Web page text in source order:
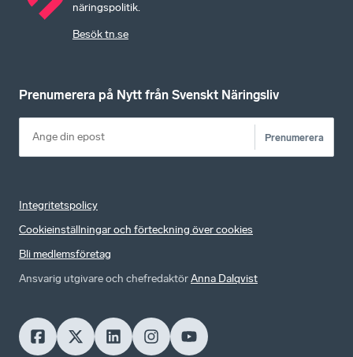
näringspolitik.
Besök tn.se
Prenumerera på Nytt från Svenskt Näringsliv
Prenumerera
Integritetspolicy
Cookieinställningar och förteckning över cookies
Bli medlemsföretag
Ansvarig utgivare och chefredaktörAnna Dalqvist